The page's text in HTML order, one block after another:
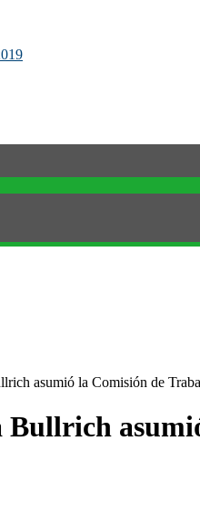
asumió la Comisión de